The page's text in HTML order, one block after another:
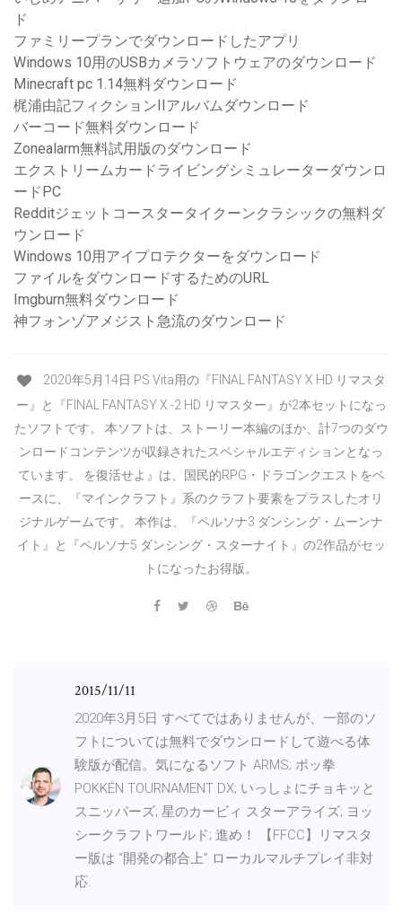
ド
ファミリープランでダウンロードしたアプリ
Windows 10用のUSBカメラソフトウェアのダウンロード
Minecraft pc 1.14無料ダウンロード
梶浦由記フィクションIIアルバムダウンロード
バーコード無料ダウンロード
Zonealarm無料試用版のダウンロード
エクストリームカードライビングシミュレーターダウンロ
ードPC
Redditジェットコースタータイクーンクラシックの無料ダ
ウンロード
Windows 10用アイプロテクターをダウンロード
ファイルをダウンロードするためのURL
Imgburn無料ダウンロード
神フォンゾアメジスト急流のダウンロード
2020年5月14日 PS Vita用の『FINAL FANTASY X HD リマスタ
ー』と『FINAL FANTASY X -2 HD リマスター』が2本セットになっ
たソフトです。 本ソフトは、ストーリー本編のほか、計7つのダウ
ンロードコンテンツが収録されたスペシャルエディションとなっ
ています。 を復活せよ』は、国民的RPG・ドラゴンクエストをベ
ースに、『マインクラフト』系のクラフト要素をプラスしたオリ
ジナルゲームです。 本作は、『ペルソナ3 ダンシング・ムーンナ
イト』と『ペルソナ5 ダンシング・スターナイト』の2作品がセッ
トになったお得版。
2015/11/11
2020年3月5日 すべてではありませんが、一部のソ
フトについては無料でダウンロードして遊べる体
験版が配信。気になるソフト ARMS; ポッ拳
POKKÉN TOURNAMENT DX; いっしょにチョキッと
スニッパーズ; 星のカービィ スターアライズ; ヨッ
シークラフトワールド; 進め！ 【FFCC】リマスタ
ー版は “開発の都合上” ローカルマルチプレイ非対
応.